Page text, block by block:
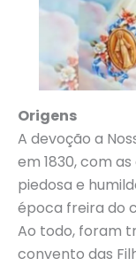
Origens
A devoção a
em 1830, com
piedosa e
época freira do
Ao todo, foram
convento das